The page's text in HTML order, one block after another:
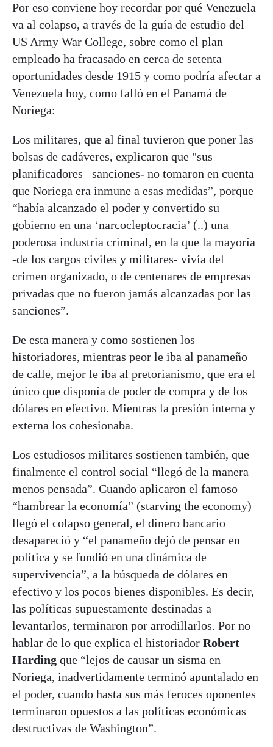
Por eso conviene hoy recordar por qué Venezuela
va al colapso, a través de la guía de estudio del
US Army War College, sobre como el plan
empleado ha fracasado en cerca de setenta
oportunidades desde 1915 y como podría afectar a
Venezuela hoy, como falló en el Panamá de
Noriega:
Los militares, que al final tuvieron que poner las
bolsas de cadáveres, explicaron que "sus
planificadores –sanciones- no tomaron en cuenta
que Noriega era inmune a esas medidas”, porque
“había alcanzado el poder y convertido su
gobierno en una ‘narcocleptocracia’ (..) una
poderosa industria criminal, en la que la mayoría
-de los cargos civiles y militares- vivía del
crimen organizado, o de centenares de empresas
privadas que no fueron jamás alcanzadas por las
sanciones”.
De esta manera y como sostienen los
historiadores, mientras peor le iba al panameño
de calle, mejor le iba al pretorianismo, que era el
único que disponía de poder de compra y de los
dólares en efectivo. Mientras la presión interna y
externa los cohesionaba.
Los estudiosos militares sostienen también, que
finalmente el control social “llegó de la manera
menos pensada”. Cuando aplicaron el famoso
“hambrear la economía” (starving the economy)
llegó el colapso general, el dinero bancario
desapareció y “el panameño dejó de pensar en
política y se fundió en una dinámica de
supervivencia”, a la búsqueda de dólares en
efectivo y los pocos bienes disponibles. Es decir,
las políticas supuestamente destinadas a
levantarlos, terminaron por arrodillarlos. Por no
hablar de lo que explica el historiador Robert
Harding que “lejos de causar un sisma en
Noriega, inadvertidamente terminó apuntalado en
el poder, cuando hasta sus más feroces oponentes
terminaron opuestos a las políticas económicas
destructivas de Washington”.